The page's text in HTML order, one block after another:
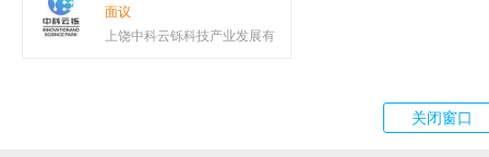
面议
上饶中科云铄科技产业发展有